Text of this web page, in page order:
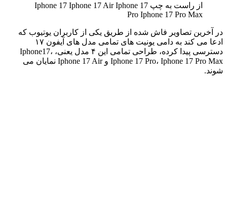
از راست به چپ Iphone 17 Iphone 17 Air Iphone 17
Pro Iphone 17 Pro Max
در آخرین تصاویر فاش شده از طریق یکی از کاربران یوتیوب که
ادعا می کند به دامی یونیت های تمامی مدل های آیفون ۱۷
دسترسی پیدا کرده، طراحی تمامی این ۴ مدل یعنی، Iphone17،
Iphone 17 Pro، Iphone 17 Pro Max و Iphone 17 Air نمایان می
شوند.